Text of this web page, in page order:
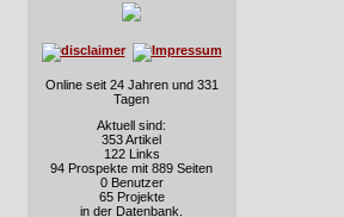
Online seit 24 Jahren und 331
Tagen
Aktuell sind:
353 Artikel
122 Links
94 Prospekte mit 889 Seiten
0 Benutzer
65 Projekte
in der Datenbank.